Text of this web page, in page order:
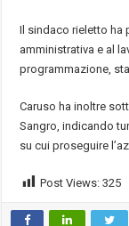
Il sindaco rieletto ha
amministrativa e al
programmazione,
Caruso ha inoltre
Sangro, indicando
su cui proseguire
Post Views: 325